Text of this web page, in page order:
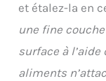
et étalez-la en
une fine
surface à
aliments